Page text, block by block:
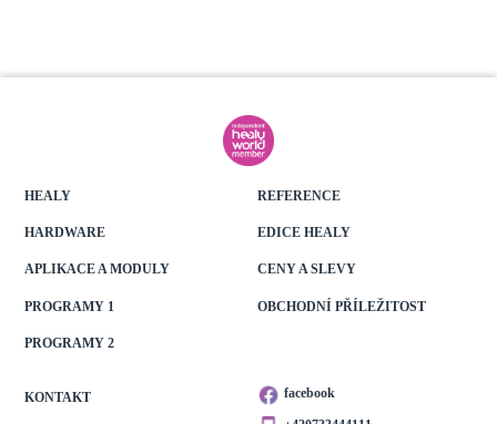
HEALY
HARDWARE
APLIKACE A MODULY
PROGRAMY 1
PROGRAMY 2
REFERENCE
EDICE HEALY
CENY A SLEVY
OBCHODNÍ PŘÍLEŽITOST
KONTAKT facebook